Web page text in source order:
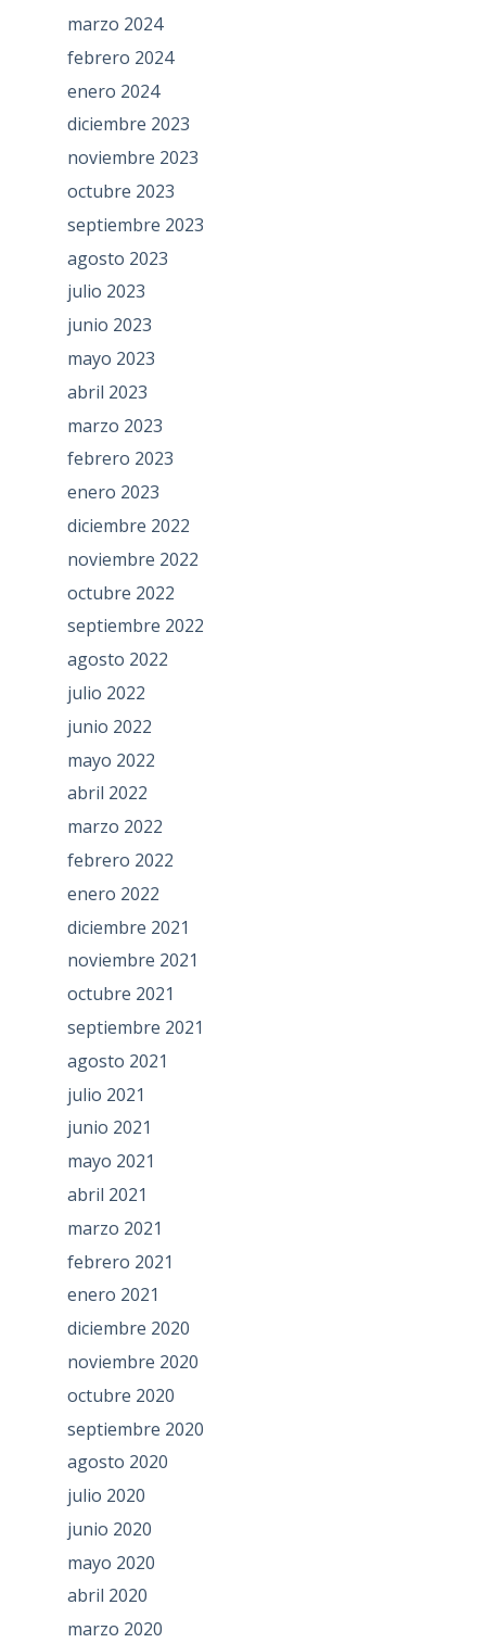
marzo 2024
febrero 2024
enero 2024
diciembre 2023
noviembre 2023
octubre 2023
septiembre 2023
agosto 2023
julio 2023
junio 2023
mayo 2023
abril 2023
marzo 2023
febrero 2023
enero 2023
diciembre 2022
noviembre 2022
octubre 2022
septiembre 2022
agosto 2022
julio 2022
junio 2022
mayo 2022
abril 2022
marzo 2022
febrero 2022
enero 2022
diciembre 2021
noviembre 2021
octubre 2021
septiembre 2021
agosto 2021
julio 2021
junio 2021
mayo 2021
abril 2021
marzo 2021
febrero 2021
enero 2021
diciembre 2020
noviembre 2020
octubre 2020
septiembre 2020
agosto 2020
julio 2020
junio 2020
mayo 2020
abril 2020
marzo 2020